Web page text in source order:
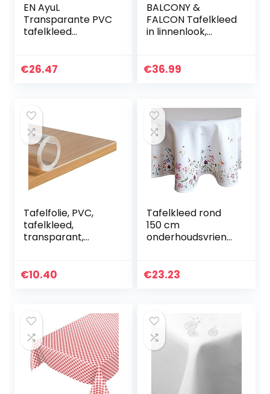
EN AyuL
Transparante PVC
tafelkleed
tafelbeschermer,
eetkamer
bureauonderlegge
rs (mat, 110 cm)
€26.47
BALCONY &
FALCON Tafelkleed
in linnenlook,
rechthoekig,
€36.99
Tafelfolie, PVC,
tafelkleed,
transparant,
tafelbeschermings
€10.40
Tafelkleed rond
150 cm
onderhoudsvriend
kleurrijk
€23.23